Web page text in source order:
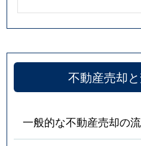
不動産売却
一般的な不動産売却の